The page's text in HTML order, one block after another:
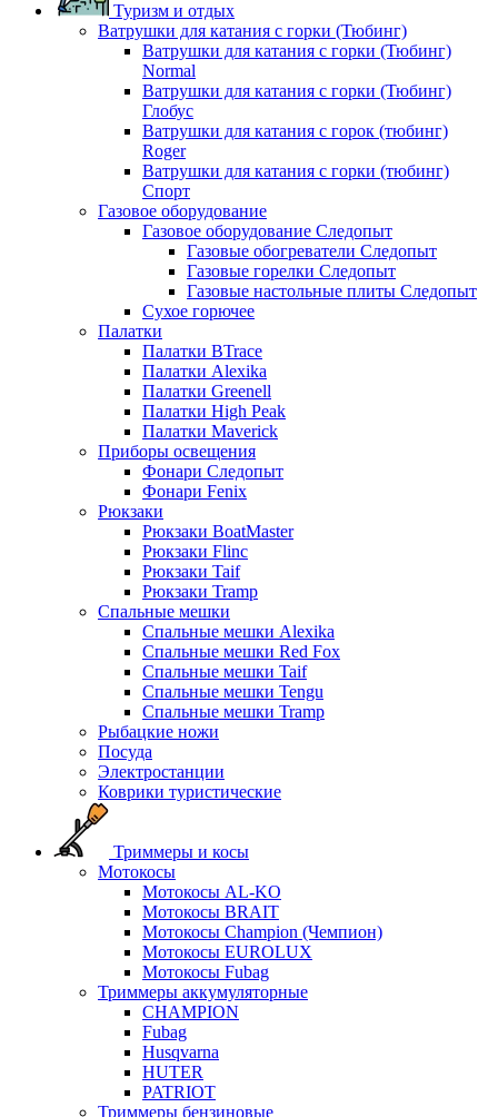
Туризм и отдых
Ватрушки для катания с горки (Тюбинг)
Ватрушки для катания с горки (Тюбинг)
Normal
Ватрушки для катания с горки (Тюбинг)
Глобус
Ватрушки для катания с горок (тюбинг)
Roger
Ватрушки для катания с горки (тюбинг)
Спорт
Газовое оборудование
Газовое оборудование Следопыт
Газовые обогреватели Следопыт
Газовые горелки Следопыт
Газовые настольные плиты Следопыт
Сухое горючее
Палатки
Палатки BTrace
Палатки Alexika
Палатки Greenell
Палатки High Peak
Палатки Maverick
Приборы освещения
Фонари Следопыт
Фонари Fenix
Рюкзаки
Рюкзаки BoatMaster
Рюкзаки Flinc
Рюкзаки Taif
Рюкзаки Tramp
Спальные мешки
Спальные мешки Alexika
Спальные мешки Red Fox
Спальные мешки Taif
Спальные мешки Tengu
Спальные мешки Tramp
Рыбацкие ножи
Посуда
Электростанции
Коврики туристические
Триммеры и косы
Мотокосы
Мотокосы AL-KO
Мотокосы BRAIT
Мотокосы Champion (Чемпион)
Мотокосы EUROLUX
Мотокосы Fubag
Триммеры аккумуляторные
CHAMPION
Fubag
Husqvarna
HUTER
PATRIOT
Триммеры бензиновые